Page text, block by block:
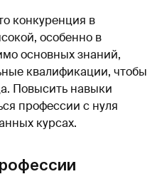
конкуренция в
особенно в
основных знаний,
квалификации, чтобы
Повысить навыки
профессии с нуля
курсах.